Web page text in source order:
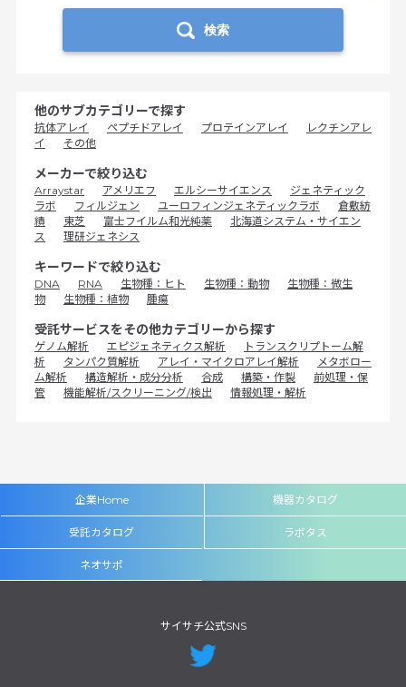
検索
他のサブカテゴリーで探す
抗体アレイ ペプチドアレイ プロテインアレイ
レクチンアレ
イ
その他
メーカーで絞り込む
Arraystar アメリエフ エルシーサイエンス
ジェネティック
ラボ
フィルジェン ユーロフィンジェネティックラボ
倉敷紡
績
東芝 富士フイルム和光純薬
北海道システム・サイエン
ス
理研ジェネシス
キーワードで絞り込む
DNA RNA 生物種：ヒト 生物種：動物
生物種：微生
物
生物種：植物 腫瘍
受託サービスをその他カテゴリーから探す
ゲノム解析 エピジェネティクス解析
トランスクリプトーム解
析
タンパク質解析 アレイ・マイクロアレイ解析
メタボロー
ム解析
構造解析・成分分析 合成 構築・作製
前処理・保
管
機能解析/スクリーニング/検出 情報処理・解析
企業Home 機器カタログ
受託カタログ ラボタス
ネオサポ
サイサチ公式SNS